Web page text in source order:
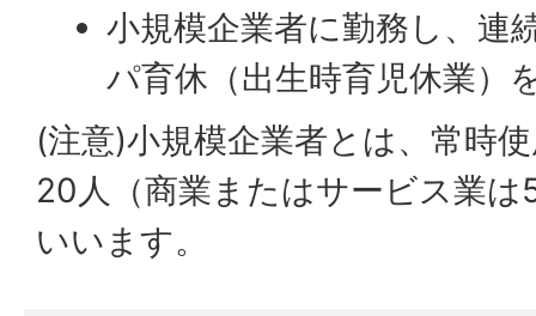
小規模企業者に勤務し、連
パ育休（出生時育児休業）
(注意)小規模企業者とは、常時
20人（商業またはサービス業は
いいます。